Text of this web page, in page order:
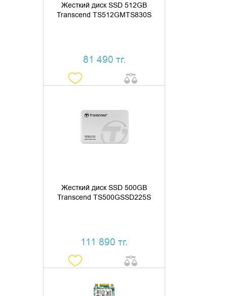
Жесткий диск SSD 512GB
Transcend TS512GMTS830S
81 490 тг.
Жесткий диск SSD 500GB
Transcend TS500GSSD225S
111 890 тг.
ДОБАВИТЬ В КОРЗИНУ
КУПИТЬ В 1 КЛИК